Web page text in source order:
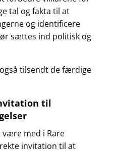
tal og fakta til at
og identificere
sættes ind politisk og
tilsendt de færdige
til
med i Rare
invitation til at